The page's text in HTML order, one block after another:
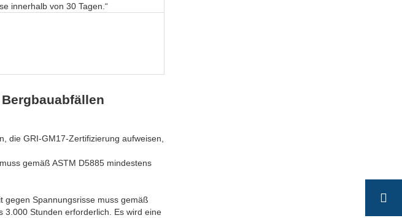
innerhalb von 30 Tagen.“
die GRI-GM17-Zertifizierung aufweisen,
gemäß ASTM D5885 mindestens
gegen Spannungsrisse muss gemäß
3.000 Stunden erforderlich. Es wird eine